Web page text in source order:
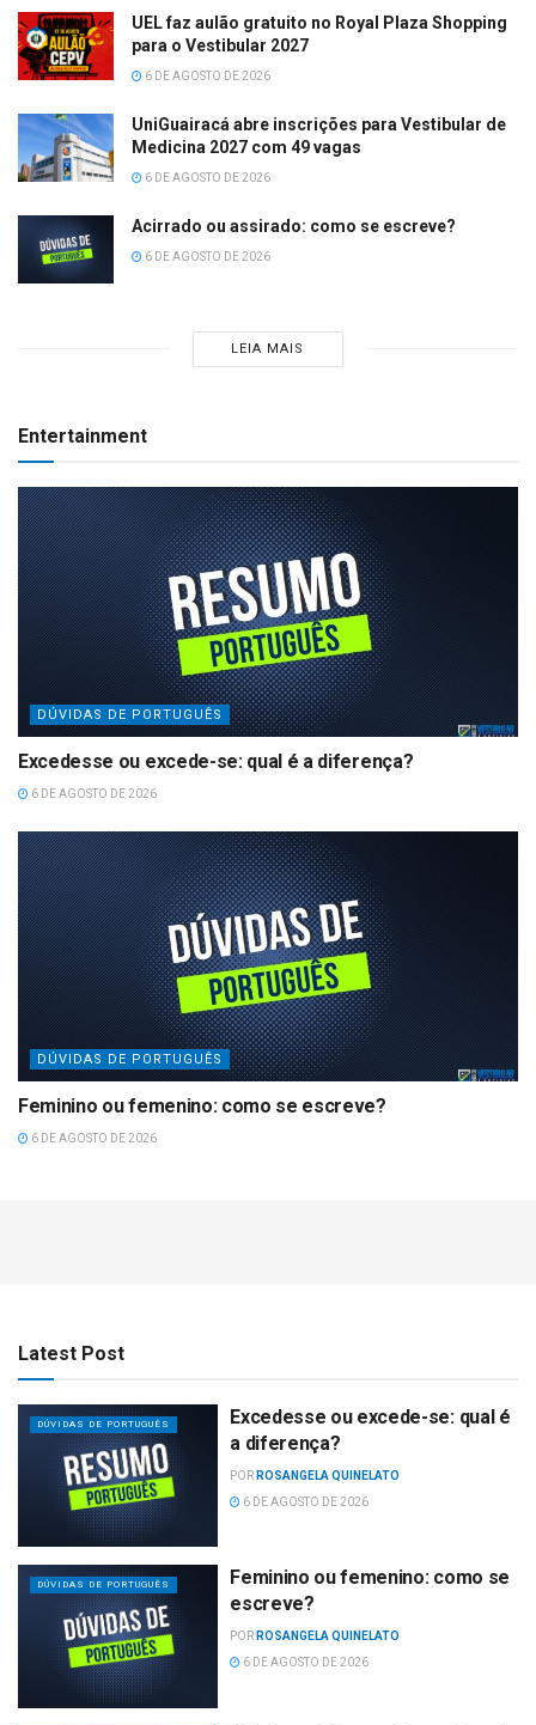
UEL faz aulão gratuito no Royal Plaza Shopping
para o Vestibular 2027
6 DE AGOSTO DE 2026
UniGuairacá abre inscrições para Vestibular de
Medicina 2027 com 49 vagas
6 DE AGOSTO DE 2026
Acirrado ou assirado: como se escreve?
6 DE AGOSTO DE 2026
LEIA MAIS
Entertainment
DÚVIDAS DE PORTUGUÊS
Excedesse ou excede-se: qual é a diferença?
6 DE AGOSTO DE 2026
DÚVIDAS DE PORTUGUÊS
Feminino ou femenino: como se escreve?
6 DE AGOSTO DE 2026
Latest Post
DÚVIDAS DE PORTUGUÊS
Excedesse ou excede-se: qual é
a diferença?
POR ROSANGELA QUINELATO
6 DE AGOSTO DE 2026
DÚVIDAS DE PORTUGUÊS
Feminino ou femenino: como se
escreve?
POR ROSANGELA QUINELATO
6 DE AGOSTO DE 2026